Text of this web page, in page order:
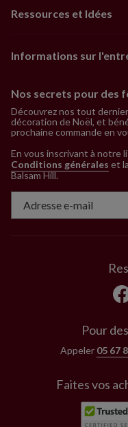
Ressources et Idées
Informations sur
Nos secrets pour des
Découvrez nos tout
décoration de Noël, et
prochaine commande en
En vous inscrivant à notre
Conditions générales et la
Balsam Hill.
Pour
Appeler 05 67
Faites vos